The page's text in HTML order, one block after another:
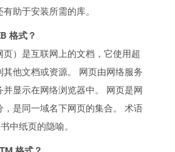
助于安装所需的库。
格式？
页）是互联网上的文档，它使用超
其他文档或资源。 网页由网络服务
并显示在网络浏览器中。 网页是网
，是同一域名下网页的集合。 术语
中纸页的隐喻。